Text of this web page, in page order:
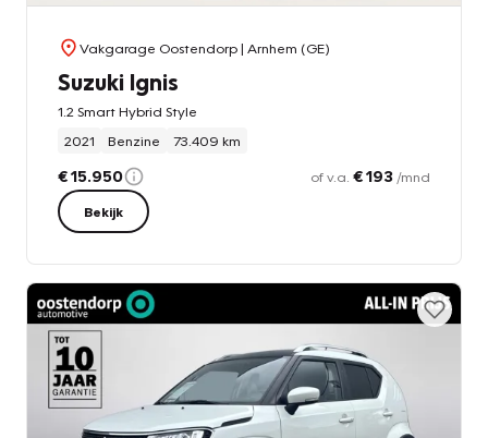
Vakgarage Oostendorp| Arnhem (GE)
Suzuki Ignis
1.2 Smart Hybrid Style
2021
Benzine 73.409 km
€ 15.950 of v.a. € 193 /mnd
Bekijk